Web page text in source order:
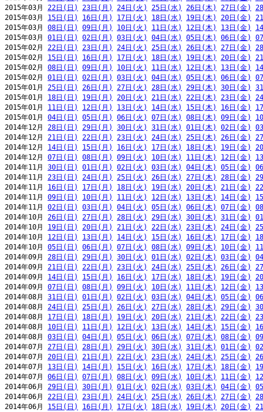
2015年03月 22日(日) 23日(月) 24日(火) 25日(水) 26日(木) 27日(金)
2015年03月 15日(日) 16日(月) 17日(火) 18日(水) 19日(木) 20日(金)
2015年03月 08日(日) 09日(月) 10日(火) 11日(水) 12日(木) 13日(金)
2015年03月 01日(日) 02日(月) 03日(火) 04日(水) 05日(木) 06日(金)
2015年02月 22日(日) 23日(月) 24日(火) 25日(水) 26日(木) 27日(金)
2015年02月 15日(日) 16日(月) 17日(火) 18日(水) 19日(木) 20日(金)
2015年02月 08日(日) 09日(月) 10日(火) 11日(水) 12日(木) 13日(金)
2015年02月 01日(日) 02日(月) 03日(火) 04日(水) 05日(木) 06日(金)
2015年01月 25日(日) 26日(月) 27日(火) 28日(水) 29日(木) 30日(金)
2015年01月 18日(日) 19日(月) 20日(火) 21日(水) 22日(木) 23日(金)
2015年01月 11日(日) 12日(月) 13日(火) 14日(水) 15日(木) 16日(金)
2015年01月 04日(日) 05日(月) 06日(火) 07日(水) 08日(木) 09日(金)
2014年12月 28日(日) 29日(月) 30日(火) 31日(水) 01日(木) 02日(金)
2014年12月 21日(日) 22日(月) 23日(火) 24日(水) 25日(木) 26日(金)
2014年12月 14日(日) 15日(月) 16日(火) 17日(水) 18日(木) 19日(金)
2014年12月 07日(日) 08日(月) 09日(火) 10日(水) 11日(木) 12日(金)
2014年11月 30日(日) 01日(月) 02日(火) 03日(水) 04日(木) 05日(金)
2014年11月 23日(日) 24日(月) 25日(火) 26日(水) 27日(木) 28日(金)
2014年11月 16日(日) 17日(月) 18日(火) 19日(水) 20日(木) 21日(金)
2014年11月 09日(日) 10日(月) 11日(火) 12日(水) 13日(木) 14日(金)
2014年11月 02日(日) 03日(月) 04日(火) 05日(水) 06日(木) 07日(金)
2014年10月 26日(日) 27日(月) 28日(火) 29日(水) 30日(木) 31日(金)
2014年10月 19日(日) 20日(月) 21日(火) 22日(水) 23日(木) 24日(金)
2014年10月 12日(日) 13日(月) 14日(火) 15日(水) 16日(木) 17日(金)
2014年10月 05日(日) 06日(月) 07日(火) 08日(水) 09日(木) 10日(金)
2014年09月 28日(日) 29日(月) 30日(火) 01日(水) 02日(木) 03日(金)
2014年09月 21日(日) 22日(月) 23日(火) 24日(水) 25日(木) 26日(金)
2014年09月 14日(日) 15日(月) 16日(火) 17日(水) 18日(木) 19日(金)
2014年09月 07日(日) 08日(月) 09日(火) 10日(水) 11日(木) 12日(金)
2014年08月 31日(日) 01日(月) 02日(火) 03日(水) 04日(木) 05日(金)
2014年08月 24日(日) 25日(月) 26日(火) 27日(水) 28日(木) 29日(金)
2014年08月 17日(日) 18日(月) 19日(火) 20日(水) 21日(木) 22日(金)
2014年08月 10日(日) 11日(月) 12日(火) 13日(水) 14日(木) 15日(金)
2014年08月 03日(日) 04日(月) 05日(火) 06日(水) 07日(木) 08日(金)
2014年07月 27日(日) 28日(月) 29日(火) 30日(水) 31日(木) 01日(金)
2014年07月 20日(日) 21日(月) 22日(火) 23日(水) 24日(木) 25日(金)
2014年07月 13日(日) 14日(月) 15日(火) 16日(水) 17日(木) 18日(金)
2014年07月 06日(日) 07日(月) 08日(火) 09日(水) 10日(木) 11日(金)
2014年06月 29日(日) 30日(月) 01日(火) 02日(水) 03日(木) 04日(金)
2014年06月 22日(日) 23日(月) 24日(火) 25日(水) 26日(木) 27日(金)
2014年06月 15日(日) 16日(月) 17日(火) 18日(水) 19日(木) 20日(金)